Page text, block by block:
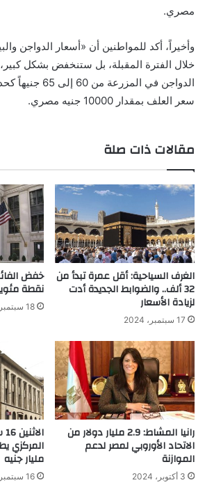
مصري.
وأخيراً، أكد للمواطنين أن «أسعار الدواجن
خلال الفترة المقبلة، بل ستنخفض بشكل
الدواجن في
سعر العلف بمقدار 10000 جنيه مصري.
مقالات ذات صلة
الغرف السياحية: أقل عمرة تبدأ من
32 ألف.. والضوابط الجديدة أدت
لزيادة الأسعار
17 سبتمبر، 2024
خفض
نقطة
18 سبتمبر، 2024
رانيا المشاط: 2.9 مليار دولار من
الاتحاد الأوروبي لمصر لدعم
الموازنة
3 أكتوبر، 2024
مليار جنيه
16 سبتمبر، 2024